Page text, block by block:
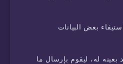
بعض البيانات
له، ليقوم بإرسال ما